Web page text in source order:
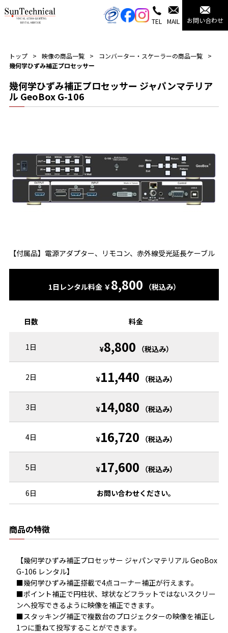
TEL MAIL お問い合わせ
トップ 映像の商品一覧
コンバーター・スケーラーの商品一覧
幾何学ひずみ補正プロセッサー
幾何学ひずみ補正プロセッサー ジャパンマテリア
ル GeoBox G-106
【付属品】電源アダプター、リモコン、赤外線受光延長ケーブル
1日レンタル料金 ￥8,800 （税込み）
日数 料金
1日 ¥8,800 （税込み）
2日 ¥11,440 （税込み）
3日 ¥14,080 （税込み）
4日 ¥16,720 （税込み）
5日 ¥17,600 （税込み）
6日 お問い合わせください。
商品の特徴
【幾何学ひずみ補正プロセッサー ジャパンマテリアル GeoBox
G-106 レンタル】
■幾何学ひずみ補正搭載で4点コーナー補正が行えます。
■ポイント補正で円柱状、球状などフラットではないスクリー
ンへ投写できるように映像を補正できます。
■スタッキング補正で複数台のプロジェクターの映像を補正し
1つに重ねて投写することができます。